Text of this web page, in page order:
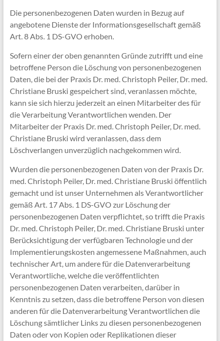
Die personenbezogenen Daten wurden in Bezug auf
angebotene Dienste der Informationsgesellschaft gemäß
Art. 8 Abs. 1 DS-GVO erhoben.
Sofern einer der oben genannten Gründe zutrifft und eine
betroffene Person die Löschung von personenbezogenen
Daten, die bei der Praxis Dr. med. Christoph Peiler, Dr. med.
Christiane Bruski gespeichert sind, veranlassen möchte,
kann sie sich hierzu jederzeit an einen Mitarbeiter des für
die Verarbeitung Verantwortlichen wenden. Der
Mitarbeiter der Praxis Dr. med. Christoph Peiler, Dr. med.
Christiane Bruski wird veranlassen, dass dem
Löschverlangen unverzüglich nachgekommen wird.
Wurden die personenbezogenen Daten von der Praxis Dr.
med. Christoph Peiler, Dr. med. Christiane Bruski öffentlich
gemacht und ist unser Unternehmen als Verantwortlicher
gemäß Art. 17 Abs. 1 DS-GVO zur Löschung der
personenbezogenen Daten verpflichtet, so trifft die Praxis
Dr. med. Christoph Peiler, Dr. med. Christiane Bruski unter
Berücksichtigung der verfügbaren Technologie und der
Implementierungskosten angemessene Maßnahmen, auch
technischer Art, um andere für die Datenverarbeitung
Verantwortliche, welche die veröffentlichten
personenbezogenen Daten verarbeiten, darüber in
Kenntnis zu setzen, dass die betroffene Person von diesen
anderen für die Datenverarbeitung Verantwortlichen die
Löschung sämtlicher Links zu diesen personenbezogenen
Daten oder von Kopien oder Replikationen dieser